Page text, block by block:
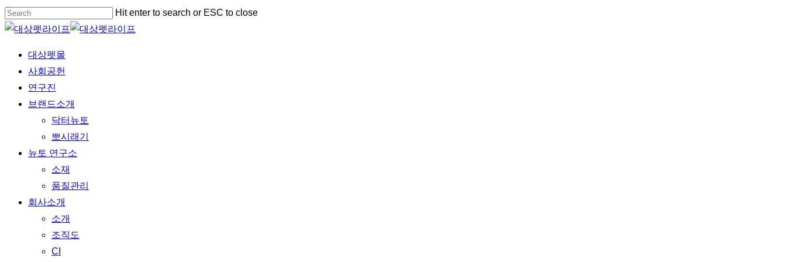
Skip
to
content
Hit enter to search or ESC to close
Close
Menu 대상펫몰
사회공헌
연구진
브랜드소개
닥터뉴토
뽀시래기
뉴토 연구소
소재
품질관리
회사소개
소개
조직도
CI